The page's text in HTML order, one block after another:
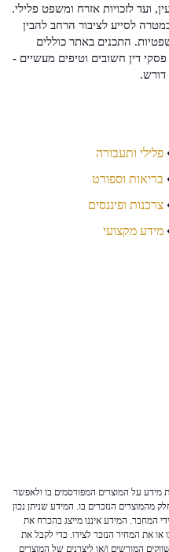
ועד לזכויות אזרח ומשפט פלילי.
לסייע לציבור הרחב להבין
התכנים באתר כוללים
דין חשובים וטיפים מעשיים -
דורש.
פלילי ותעבורה
בריאות וספורט
צרכנות ופיננסים
מידע מקצועי
מידע על המוצרים המפורסמים בו ולאפשר
מהמוצרים הנזכרים בו. המידע שניתן נכון
המחבר. המידע איננו מייצג בהכרח את
או את המחיר הנזכר לצידו. כדי לקבל את
המורשים ו/או ליצרנים של המוצרים